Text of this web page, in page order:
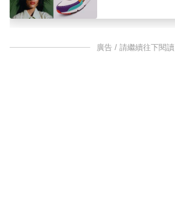
廣告 / 請繼續往下閱讀